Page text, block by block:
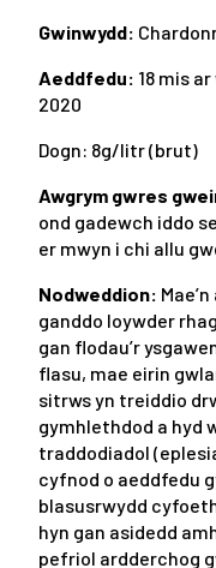
Gwinwydd:
Aeddfedu: 18 mis
2020
Dogn: 8g/litr (brut)
Awgrym gwres
ond gadewch iddo
er mwyn i chi allu
Nodweddion:
ganddo loywder
gan flodau’r
flasu, mae eirin
sitrws yn treiddio
gymhlethdod a hyd
traddodiadol
cyfnod o aeddfedu
blasusrwydd
hyn gan asidedd
pefriol ardderchog